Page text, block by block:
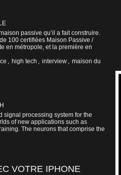
passive qu’il a fait construire.
100 certifiées Maison Passive /
en métropole, et la première en
, high tech , interview , maison du
signal processing system for the
of new applications such as
The neurons that comprise the
VOTRE IPHONE